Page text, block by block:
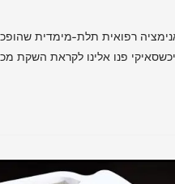
רפואית תלת-מימדית